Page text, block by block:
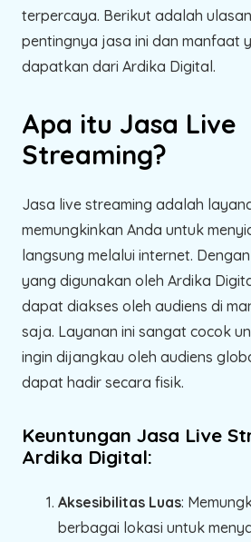
terpercaya. Berikut adalah
pentingnya jasa ini dan manfaat
dapatkan dari Ardika Digital.
Apa itu Jasa Live
Streaming?
Jasa live streaming adalah
memungkinkan Anda untuk
langsung melalui internet.
yang digunakan oleh Ardika
dapat diakses oleh audiens di
saja. Layanan ini sangat cocok
ingin dijangkau oleh audiens
dapat hadir secara fisik.
Keuntungan Jasa Live
Ardika Digital:
Aksesibilitas Luas:
berbagai lokasi untuk